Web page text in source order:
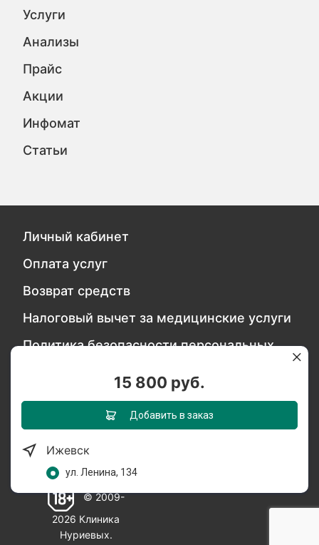
15 800 руб.
Добавить в заказ
Ижевск
ул. Ленина, 134
Услуги
Анализы
Прайс
Акции
Инфомат
Статьи
Личный кабинет
Оплата услуг
Возврат средств
Налоговый вычет за медицинские услуги
Политика безопасности персональных
Обратитесь в службу качества
Мы в социальных сетях:
© 2009-
2026 Клиника
Нуриевых.